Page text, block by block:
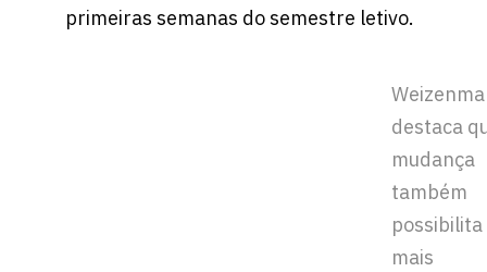
primeiras semanas do semestre letivo.
destaca
mudança
também
possibilita
mais